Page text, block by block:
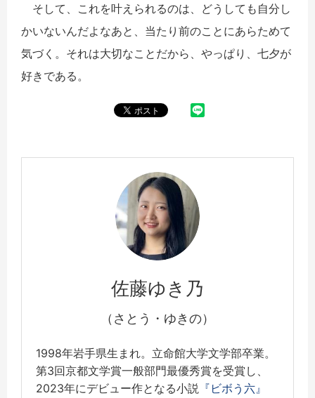
そして、これを叶えられるのは、どうしても自分し
かいないんだよなあと、当たり前のことにあらためて
気づく。それは大切なことだから、やっぱり、七夕が
好きである。
佐藤ゆき乃
（さとう・ゆきの）
1998年岩手県生まれ。立命館大学文学部卒業。
第3回京都文学賞一般部門最優秀賞を受賞し、
2023年にデビュー作となる小説 『ビボう六』